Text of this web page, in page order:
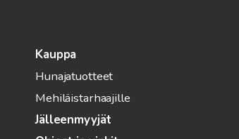
Kauppa
Hunajatuotteet
Mehiläistarhaajille
Jälleenmyyjät